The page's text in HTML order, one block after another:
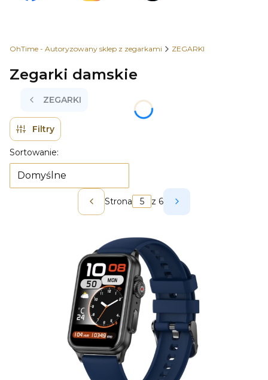
OhTime - Autoryzowany sklep z zegarkami ZEGARKI
Zegarki damskie
ZEGARKI
Filtry
Lista produktów
Sortowanie:
Domyślne
Poprzednie produkty
Strona z 6 Następne